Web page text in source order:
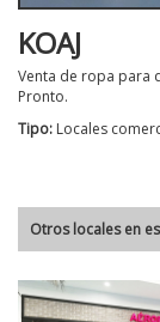
KOAJ
Venta de ropa para
Pronto.
Tipo: Locales
Otros locales en